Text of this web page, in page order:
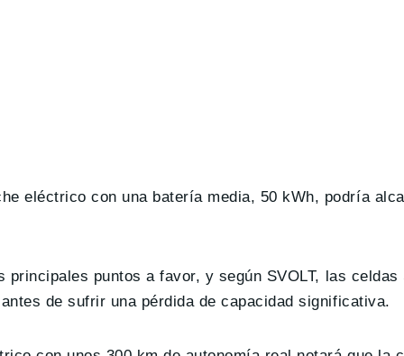
eléctrico con una batería media, 50 kWh, podría
puntos a favor, y según SVOLT, las celdas
de sufrir una pérdida de capacidad significativa.